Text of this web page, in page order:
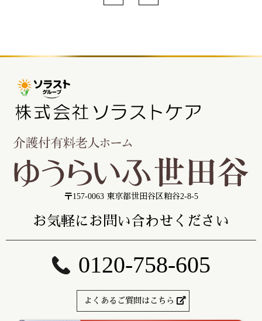
〒157-0063 東京都世田谷区粕谷2-8-5
お気軽にお問い合わせください
0120-758-605
よくあるご質問はこちら